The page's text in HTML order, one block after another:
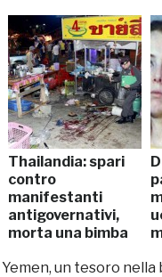
Thailandia: spari
contro
manifestanti
antigovernativi,
morta una bimba
Yemen, un tesoro